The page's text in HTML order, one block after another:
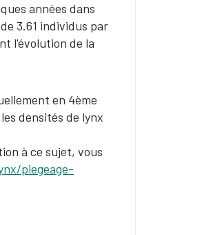
années dans
3.61 individus par
l'évolution de la
en 4ème
densités de lynx
à ce sujet, vous
piegeage-